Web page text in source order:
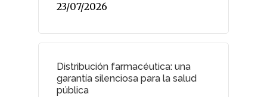
23/07/2026
Distribución farmacéutica: una
garantía silenciosa para la salud
pública